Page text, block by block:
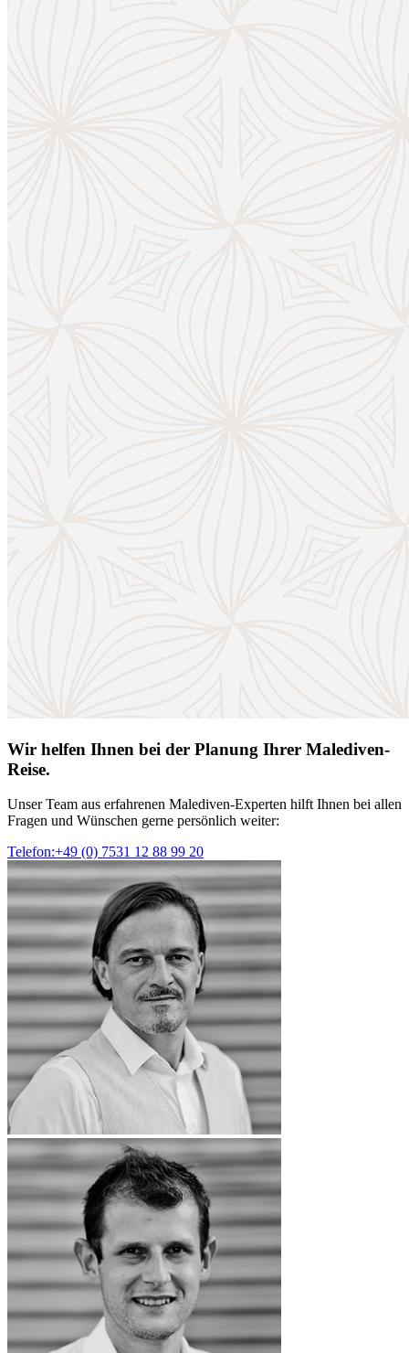
Wir helfen Ihnen bei der Planung Ihrer Malediven-
Reise.
Unser Team aus erfahrenen Malediven-Experten hilft Ihnen bei allen
Fragen und Wünschen gerne persönlich weiter:
Telefon:+49 (0) 7531 12 88 99 20